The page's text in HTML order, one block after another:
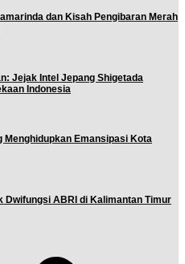
dan Kisah Pengibaran Merah
Jejak Intel Jepang Shigetada
Indonesia
Emansipasi Kota
Dwifungsi ABRI di Kalimantan Timur